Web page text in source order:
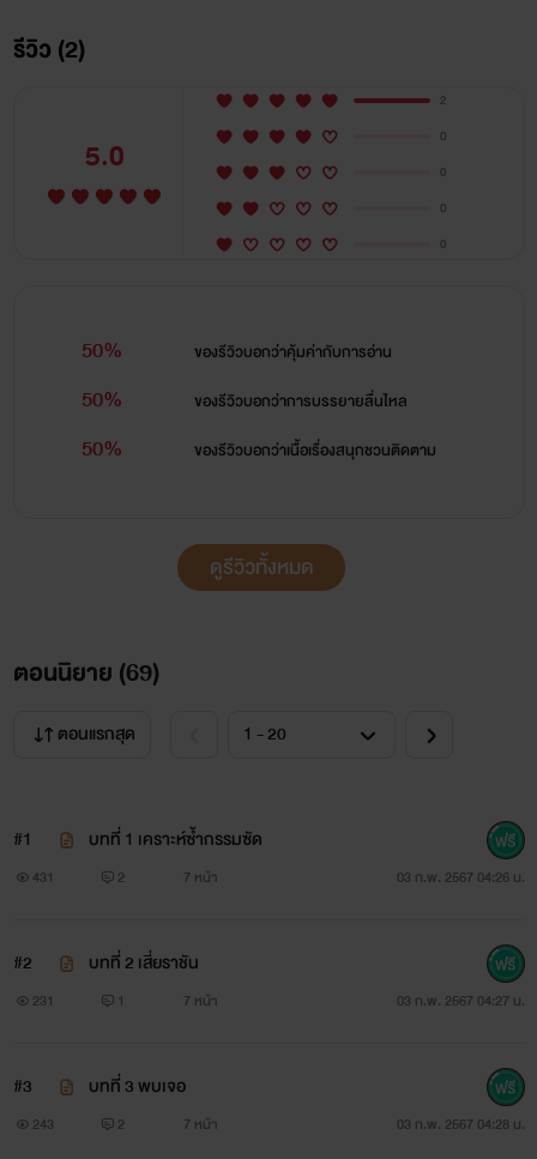
รีวิว (2)
5.0
2
0
0
0
0
50% ของรีวิวบอกว่าคุ้มค่ากับการอ่าน
50% ของรีวิวบอกว่าการบรรยายลื่นไหล
50% ของรีวิวบอกว่าเนื้อเรื่องสนุกชวนติดตาม
ดูรีวิวทั้งหมด
ตอนนิยาย (69)
ตอนแรกสุด
#1 บทที่ 1 เคราะห์ซ้ำกรรมซัด
431 2 7 หน้า 03 ก.พ. 2567 04:26 น.
#2 บทที่ 2 เสี่ยราชัน
231 1 7 หน้า 03 ก.พ. 2567 04:27 น.
#3 บทที่ 3 พบเจอ
243 2 7 หน้า 03 ก.พ. 2567 04:28 น.